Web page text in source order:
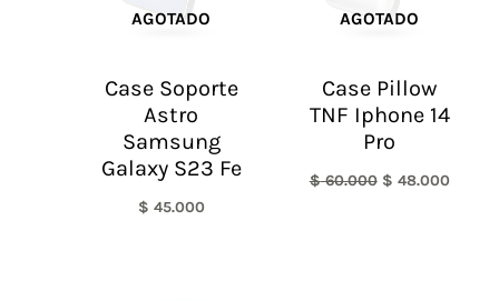
AGOTADO
Case Soporte
Astro
Samsung
Galaxy S23 Fe
$ 45.000
AGOTADO
Case Pillow
TNF Iphone 14
Pro
$60.000 $ 48.000